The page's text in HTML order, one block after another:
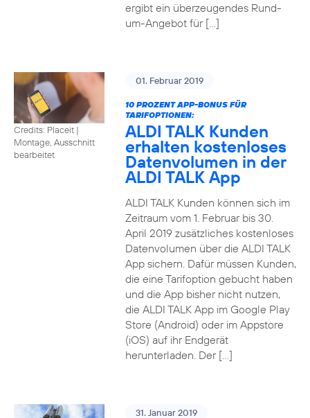
ergibt ein überzeugendes Rund-
um-Angebot für […]
Credits: Placeit |
Montage, Ausschnitt
bearbeitet
01. Februar 2019
10 PROZENT APP-BONUS FÜR
TARIFOPTIONEN:
ALDI TALK Kunden
erhalten kostenloses
Datenvolumen in der
ALDI TALK App
ALDI TALK Kunden können sich im
Zeitraum vom 1. Februar bis 30.
April 2019 zusätzliches kostenloses
Datenvolumen über die ALDI TALK
App sichern. Dafür müssen Kunden,
die eine Tarifoption gebucht haben
und die App bisher nicht nutzen,
die ALDI TALK App im Google Play
Store (Android) oder im Appstore
(iOS) auf ihr Endgerät
herunterladen. Der […]
31. Januar 2019